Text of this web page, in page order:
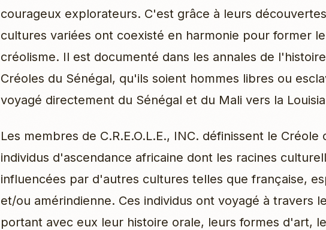
courageux explorateurs. C'est grâce à leurs
cultures variées ont coexisté en harmonie pour former
créolisme. Il est documenté dans les annales de
Créoles du Sénégal, qu'ils soient hommes libres ou
voyagé directement du Sénégal et du Mali vers la
Les membres de C.R.E.O.L.E., INC. définissent le Créole
individus d'ascendance africaine dont les racines
influencées par d'autres cultures telles que française,
et/ou amérindienne. Ces individus ont voyagé à travers
portant avec eux leur histoire orale, leurs formes d'art,